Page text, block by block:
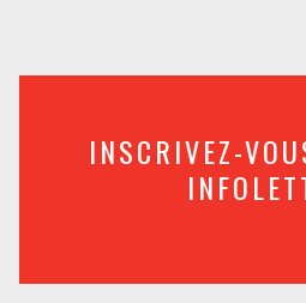
INSCRIVEZ-